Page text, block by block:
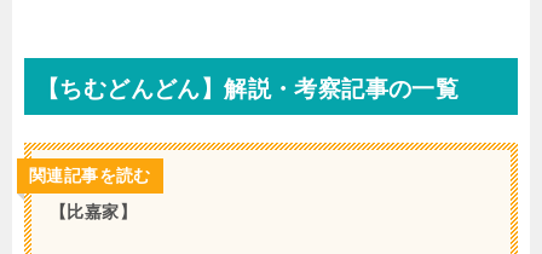
【ちむどんどん】解説・考察記事の一覧
関連記事を読む
【比嘉家】